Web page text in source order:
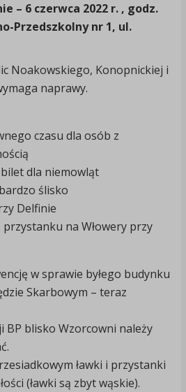
– 6 czerwca 2022 r. , godz.
Przedszkolny nr 1, ul.
Noakowskiego, Konopnickiej i
naprawy.
czasu dla osób z
dla niemowląt
ślisko
Delfinie
na Włowery przy
w sprawie byłego budynku
Skarbowym – teraz
BP blisko Wzorcowni należy
ławki i przystanki
(ławki są zbyt wąskie).